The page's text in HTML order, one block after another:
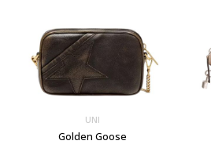
UNI
Golden Goose